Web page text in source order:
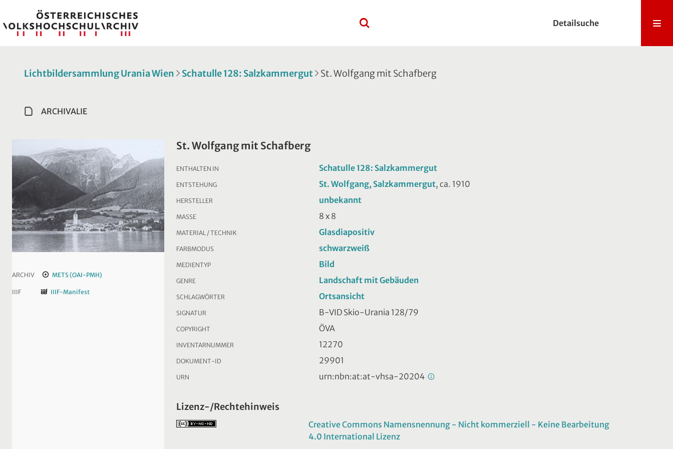
Detailsuche
Lichtbildersammlung Urania Wien Schatulle 128: Salzkammergut St. Wolfgang mit Schafberg
ARCHIVALIE
ARCHIV METS (OAI-PMH)
IIIF IIIF-Manifest
St. Wolfgang mit Schafberg
ENTHALTEN IN Schatulle 128: Salzkammergut
ENTSTEHUNG St. Wolfgang, Salzkammergut, ca. 1910
HERSTELLER unbekannt
MASSE 8 x 8
MATERIAL / TECHNIK Glasdiapositiv
FARBMODUS schwarzweiß
MEDIENTYP Bild
GENRE Landschaft mit Gebäuden
SCHLAGWÖRTER Ortsansicht
SIGNATUR B-VID Skio-Urania 128/79
COPYRIGHT ÖVA
INVENTARNUMMER 12270
DOKUMENT-ID 29901
URN urn:nbn:at:at-vhsa-20204
Lizenz-/Rechtehinweis
Creative Commons Namensnennung - Nicht kommerziell - Keine Bearbeitung
4.0 International Lizenz